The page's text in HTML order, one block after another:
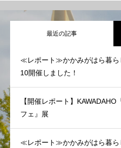
最近の記事
≪レポート≫かかみがはら暮ら
10開催しました！
【開催レポート】
フェ』展
≪レポート≫かかみがはら暮ら